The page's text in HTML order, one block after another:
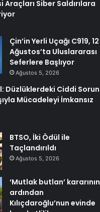
Araçları Siber Saldırılara
Çin’in Yerli Uçağı C919, 12
Ağustos’ta Uluslararası
Seferlere Başlıyor
Ağustos 5, 2026
Düzlüklerdeki Ciddi Sorun
Mücadeleyi İmkansız
BTSO, İki Ödül ile
Taçlandırıldı
Ağustos 5, 2026
‘Mutlak butlan’ kararının
ardından
Kılıçdaroğlu’nun evinde